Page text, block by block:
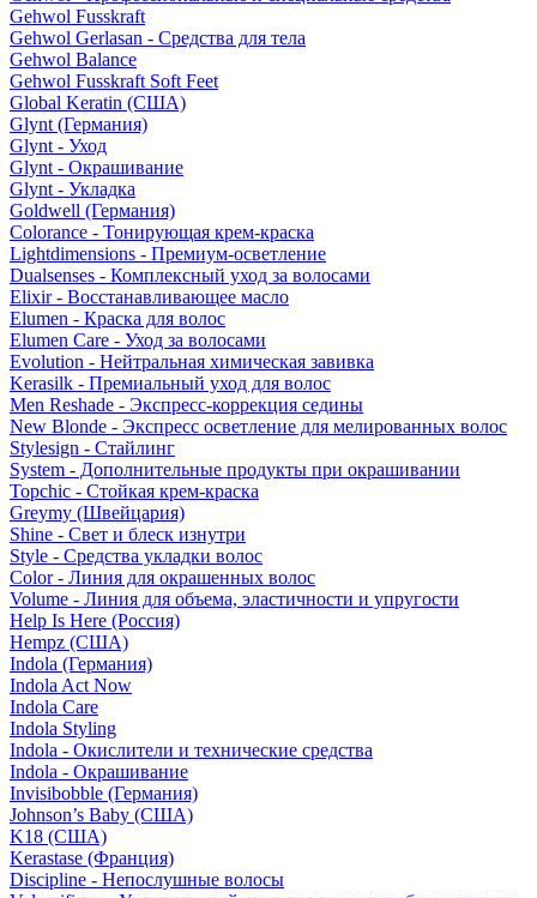
Gehwol Fusskraft
Gehwol Gerlasan - Средства для тела
Gehwol Balance
Gehwol Fusskraft Soft Feet
Global Keratin (США)
Glynt (Германия)
Glynt - Уход
Glynt - Окрашивание
Glynt - Укладка
Goldwell (Германия)
Colorance - Тонирующая крем-краска
Lightdimensions - Премиум-осветление
Dualsenses - Комплексный уход за волосами
Elixir - Восстанавливающее масло
Elumen - Краска для волос
Elumen Care - Уход за волосами
Evolution - Нейтральная химическая завивка
Kerasilk - Премиальный уход для волос
Men Reshade - Экспресс-коррекция седины
New Blonde - Экспресс осветление для мелированных волос
Stylesign - Стайлинг
System - Дополнительные продукты при окрашивании
Topchic - Стойкая крем-краска
Greymy (Швейцария)
Shine - Свет и блеск изнутри
Style - Средства укладки волос
Color - Линия для окрашенных волос
Volume - Линия для объема, эластичности и упругости
Help Is Here (Россия)
Hempz (США)
Indola (Германия)
Indola Act Now
Indola Care
Indola Styling
Indola - Окислители и технические средства
Indola - Окрашивание
Invisibobble (Германия)
Johnson’s Baby (США)
K18 (США)
Kerastase (Франция)
Discipline - Непослушные волосы